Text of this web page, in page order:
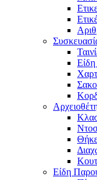
Είδη
Είδη